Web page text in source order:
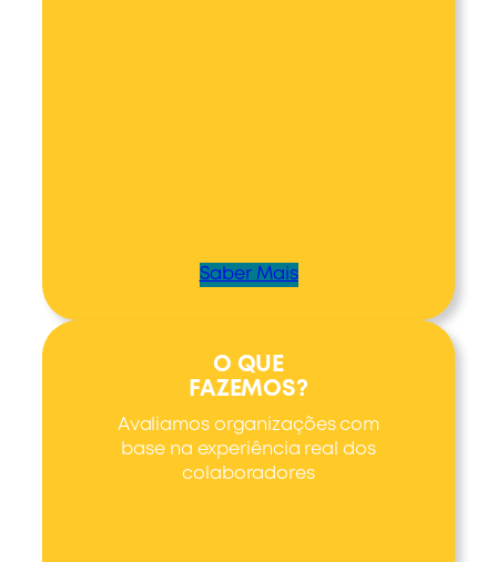
Saber Mais
O QUE
FAZEMOS?
Avaliamos organizações com
base na experiência real dos
colaboradores